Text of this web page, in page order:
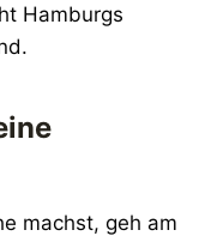
Hamburgs
machst, geh am